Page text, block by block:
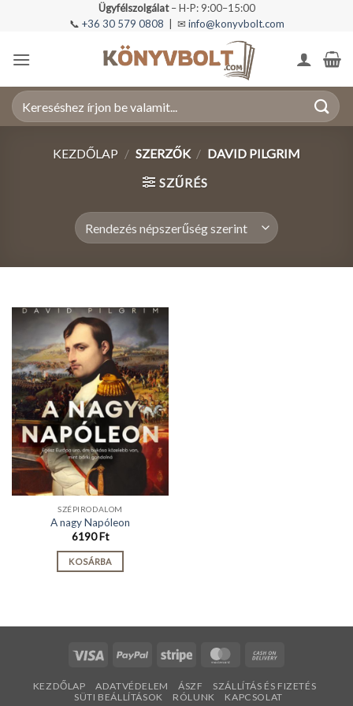
Ügyfélszolgálat– H-P: 9:00–15:00
📞 +36 30 579 0808 | ✉ info@konyvbolt.com
Keresés
a
KEZDŐLAP / SZERZŐK / DAVID PILGRIM
SZŰRÉS
SZÉPIRODALOM
A nagy Napóleon
6190Ft
KOSÁRBA
Visa PayPal Stripe MasterCard
Delivery
KEZDŐLAP ADATVÉDELEM ÁSZF
SZÁLLÍTÁS ÉS FIZETÉS
SÜTI BEÁLLÍTÁSOK
RÓLUNK KAPCSOLAT